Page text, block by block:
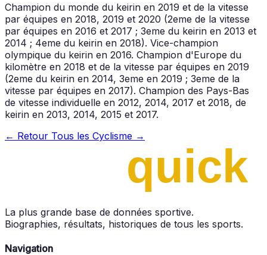
Champion du monde du keirin en 2019 et de la vitesse
par équipes en 2018, 2019 et 2020 (2eme de la vitesse
par équipes en 2016 et 2017 ; 3eme du keirin en 2013 et
2014 ; 4eme du keirin en 2018). Vice-champion
olympique du keirin en 2016. Champion d'Europe du
kilomètre en 2018 et de la vitesse par équipes en 2019
(2eme du keirin en 2014, 3eme en 2019 ; 3eme de la
vitesse par équipes en 2017). Champion des Pays-Bas
de vitesse individuelle en 2012, 2014, 2017 et 2018, de
keirin en 2013, 2014, 2015 et 2017.
← Retour Tous les Cyclisme →
La plus grande base de données sportive.
Biographies, résultats, historiques de tous les sports.
Navigation